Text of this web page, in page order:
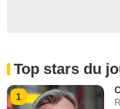
Top stars du
1